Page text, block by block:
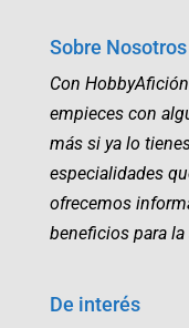
Sobre Nosotros
Con
empieces con
más si ya lo
especialidades
ofrecemos
beneficios para la
De interés